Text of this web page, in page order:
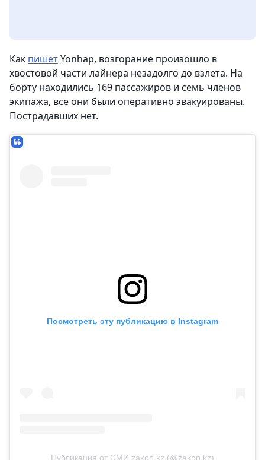
Как пишетYonhap, возгорание произошло в
хвостовой части лайнера незадолго до взлета. На
борту находились 169 пассажиров и семь членов
экипажа, все они были оперативно эвакуированы.
Пострадавших нет.
Посмотреть эту публикацию в Instagram
Публикация от СМИ zakon.kz (@zakon.kz)